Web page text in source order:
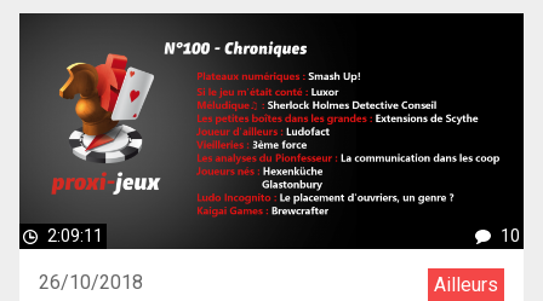
2:09:11 10
26/10/2018 Ailleurs